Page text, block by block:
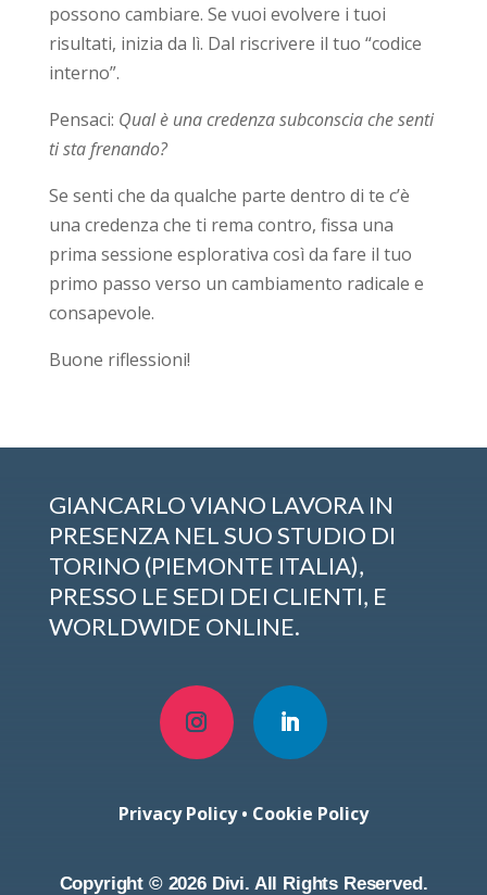
possono cambiare. Se vuoi evolvere i tuoi
risultati, inizia da lì. Dal riscrivere il tuo “codice
interno”.
Pensaci: Qual è una credenza subconscia che senti
ti sta frenando?
Se senti che da qualche parte dentro di te c’è
una credenza che ti rema contro, fissa una
prima sessione esplorativa così da fare il tuo
primo passo verso un cambiamento radicale e
consapevole.
Buone riflessioni!
GIANCARLO VIANO LAVORA IN
PRESENZA NEL SUO STUDIO DI
TORINO (PIEMONTE ITALIA),
PRESSO LE SEDI DEI CLIENTI, E
WORLDWIDE ONLINE.
Privacy Policy• Cookie Policy
Copyright © 2026 Divi. All Rights Reserved.